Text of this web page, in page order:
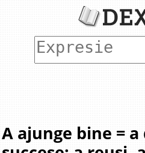
A ajunge bine =